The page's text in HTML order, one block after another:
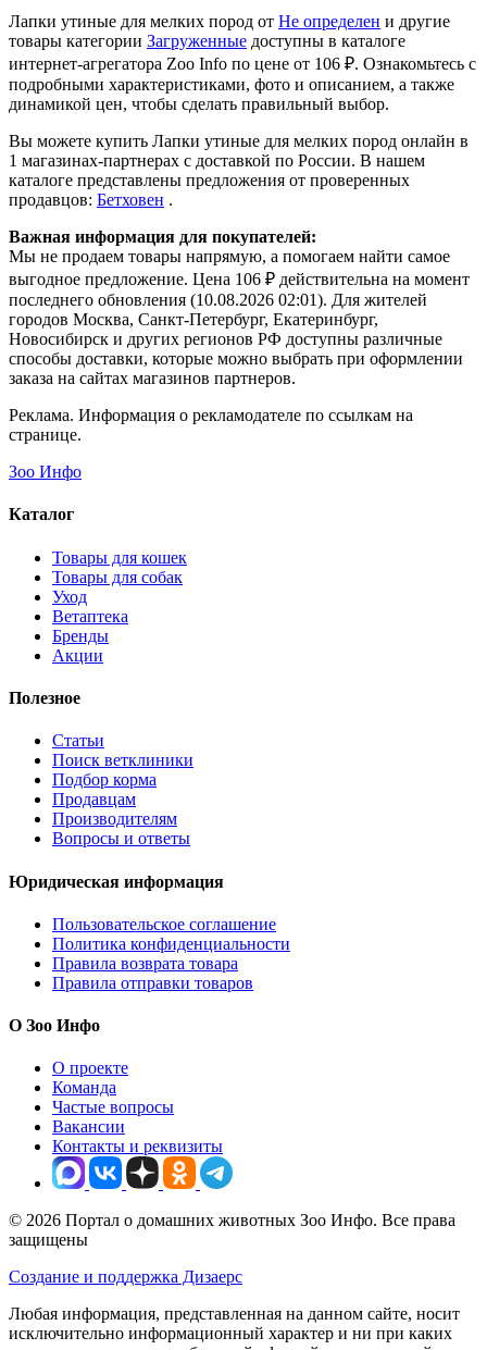
Лапки утиные для мелких пород от Не определен и другие
товары категории Загруженные доступны в каталоге
интернет-агрегатора Zoo Info по цене от 106 ₽. Ознакомьтесь с
подробными характеристиками, фото и описанием, а также
динамикой цен, чтобы сделать правильный выбор.
Вы можете купить Лапки утиные для мелких пород онлайн в
1 магазинах-партнерах с доставкой по России. В нашем
каталоге представлены предложения от проверенных
продавцов: Бетховен .
Важная информация для покупателей:
Мы не продаем товары напрямую, а помогаем найти самое
выгодное предложение. Цена 106 ₽ действительна на момент
последнего обновления (10.08.2026 02:01). Для жителей
городов Москва, Санкт-Петербург, Екатеринбург,
Новосибирск и других регионов РФ доступны различные
способы доставки, которые можно выбрать при оформлении
заказа на сайтах магазинов партнеров.
Реклама. Информация о рекламодателе по ссылкам на
странице.
Зоо Инфо
Каталог
Товары для кошек
Товары для собак
Уход
Ветаптека
Бренды
Акции
Полезное
Статьи
Поиск ветклиники
Подбор корма
Продавцам
Производителям
Вопросы и ответы
Юридическая информация
Пользовательское соглашение
Политика конфиденциальности
Правила возврата товара
Правила отправки товаров
О Зоо Инфо
О проекте
Команда
Частые вопросы
Вакансии
Контакты и реквизиты
© 2026 Портал о домашних животных Зоо Инфо. Все права
защищены
Создание и поддержка Дизаерс
Любая информация, представленная на данном сайте, носит
исключительно информационный характер и ни при каких